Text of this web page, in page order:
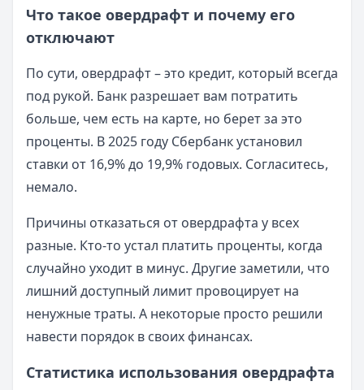
Что такое овердрафт и почему его
отключают
По сути, овердрафт – это кредит, который всегда
под рукой. Банк разрешает вам потратить
больше, чем есть на карте, но берет за это
проценты. В 2025 году Сбербанк установил
ставки от 16,9% до 19,9% годовых. Согласитесь,
немало.
Причины отказаться от овердрафта у всех
разные. Кто-то устал платить проценты, когда
случайно уходит в минус. Другие заметили, что
лишний доступный лимит провоцирует на
ненужные траты. А некоторые просто решили
навести порядок в своих финансах.
Статистика использования овердрафта